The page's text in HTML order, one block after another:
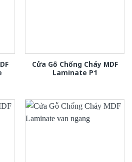
Cửa Gỗ Chống Cháy MDF
Laminate P1